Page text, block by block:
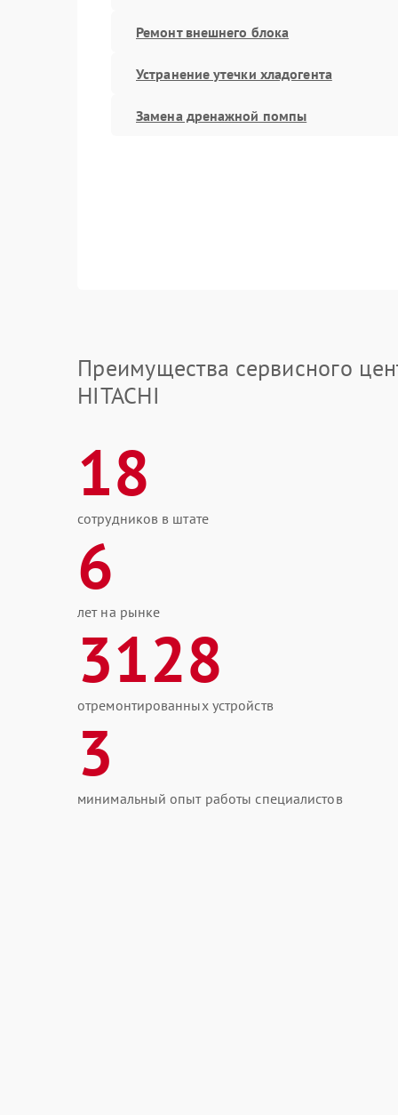
Ремонт внешнего блока
Устранение утечки хладогента
Замена дренажной помпы
Преимущества сервисного
HITACHI
18
сотрудников в штате
6
лет на рынке
3128
отремонтированных устройств
3
минимальный опыт работы специалистов